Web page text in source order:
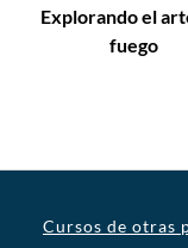
Explorando el
fuego
Cursos de otras